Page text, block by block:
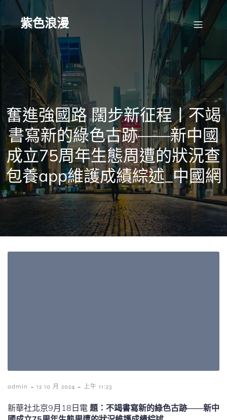
Skip
content紫色浪漫
奮進強國路 闊步新征程丨不竭
書寫新的綠色古跡——新中國
成立75周年生態周遭的狀況查
包養app維護成績綜述_中國網
admin - 12 10 月 2024 - 上午 11:23
新華社北京9月18日電 題：不竭書寫新的綠色古跡——新中